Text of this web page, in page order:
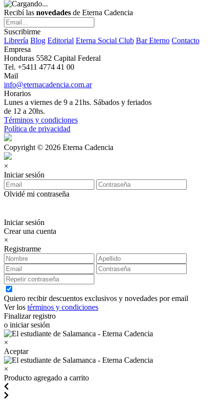
Recibí las novedades de Eterna Cadencia
Suscribirme
Librería Blog Editorial Eterna Social Club Bar Eterno Contacto
Empresa
Honduras 5582 Capital Federal
Tel. +5411 4774 41 00
Mail
info@eternacadencia.com.ar
Horarios
Lunes a viernes de 9 a 21hs. Sábados y feriados
de 12 a 20hs.
Términos y condiciones
Política de privacidad
Copyright © 2026 Eterna Cadencia
×
Iniciar sesión
Olvidé mi contraseña
Iniciar sesión
Crear una cuenta
×
Registrarme
Quiero recibir descuentos exclusivos y novedades por email
Ver los términos y condiciones
Finalizar registro
o iniciar sesión
×
Aceptar
×
Producto agregado a carrito